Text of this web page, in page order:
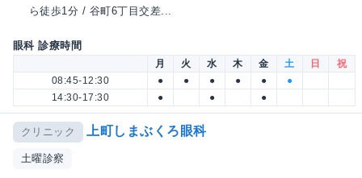
ら徒歩1分 / 谷町6丁目交差...
眼科 診療時間
月 火 水 木 金 土 日
祝
08:45-12:30
● ● ● ● ●
●
14:30-17:30
● ● ●
クリニック 上町しまぶくろ眼科
土曜診察